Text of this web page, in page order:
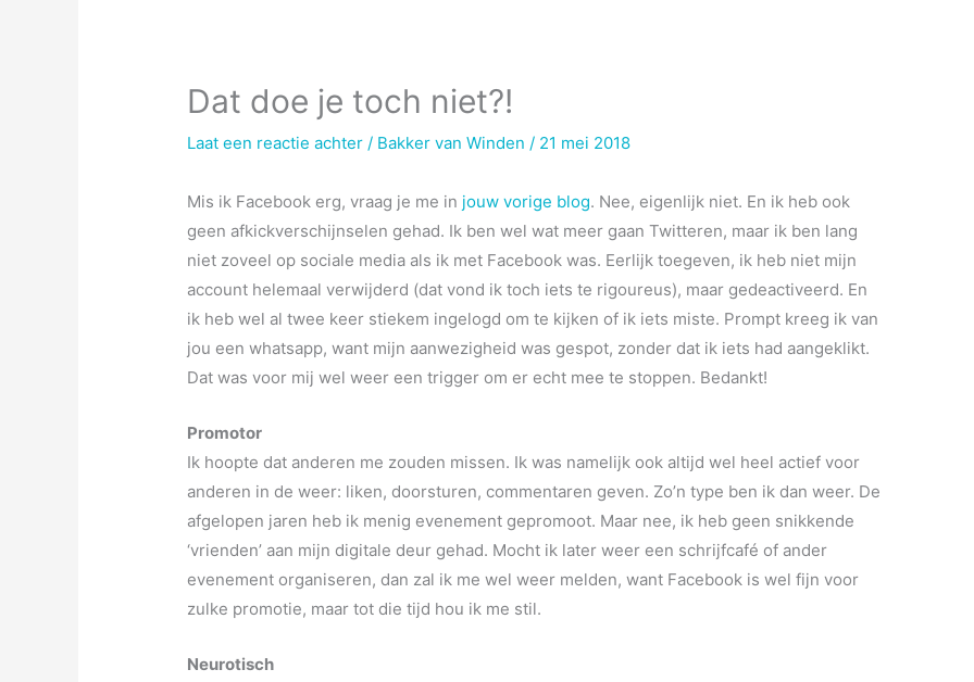
Dat doe je toch niet?!
Laat een reactie achter / Bakker van Winden / 21 mei 2018
Mis ik Facebook erg, vraag je me in jouw vorige blog. Nee, eigenlijk niet. En ik heb ook
geen afkickverschijnselen gehad. Ik ben wel wat meer gaan Twitteren, maar ik ben lang
niet zoveel op sociale media als ik met Facebook was. Eerlijk toegeven, ik heb niet mijn
account helemaal verwijderd (dat vond ik toch iets te rigoureus), maar gedeactiveerd. En
ik heb wel al twee keer stiekem ingelogd om te kijken of ik iets miste. Prompt kreeg ik van
jou een whatsapp, want mijn aanwezigheid was gespot, zonder dat ik iets had aangeklikt.
Dat was voor mij wel weer een trigger om er echt mee te stoppen. Bedankt!
Promotor
Ik hoopte dat anderen me zouden missen. Ik was namelijk ook altijd wel heel actief voor
anderen in de weer: liken, doorsturen, commentaren geven. Zo’n type ben ik dan weer. De
afgelopen jaren heb ik menig evenement gepromoot. Maar nee, ik heb geen snikkende
‘vrienden’ aan mijn digitale deur gehad. Mocht ik later weer een schrijfcafé of ander
evenement organiseren, dan zal ik me wel weer melden, want Facebook is wel fijn voor
zulke promotie, maar tot die tijd hou ik me stil.
Neurotisch